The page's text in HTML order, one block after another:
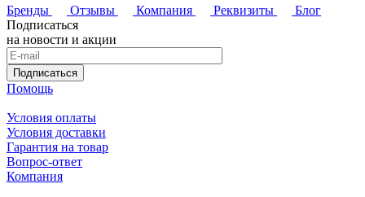
Бренды
Отзывы Компания Реквизиты
Блог
Подписаться
на новости и акции
Подписаться
Помощь
Условия оплаты
Условия доставки
Гарантия на товар
Вопрос-ответ
Компания